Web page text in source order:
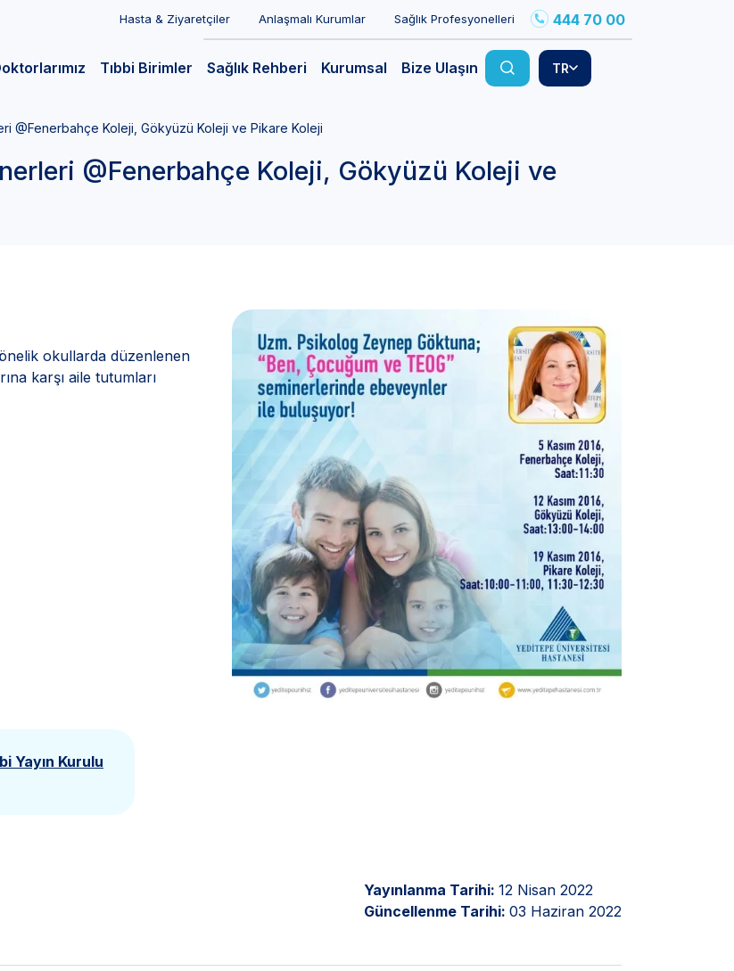
Hasta & Ziyaretçiler Anlaşmalı Kurumlar Sağlık Profesyonelleri 444 70 00
Tıbbi Birimler Sağlık Rehberi Kurumsal Bize Ulaşın TR
@Fenerbahçe Koleji, Gökyüzü Koleji ve Pikare Koleji
@Fenerbahçe Koleji, Gökyüzü Koleji ve
okullarda düzenlenen
karşı aile tutumları
Yayın Kurulu
Yayınlanma Tarihi: 12 Nisan 2022
Güncellenme Tarihi: 03 Haziran 2022